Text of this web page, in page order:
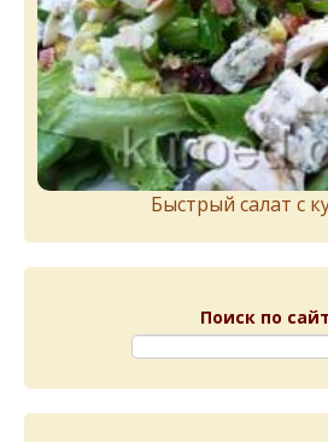
Быстрый салат с
Поиск по